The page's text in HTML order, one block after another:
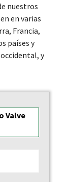
nuestros
en varias
Francia,
países y
y
Valve